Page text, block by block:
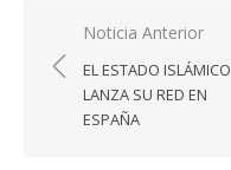
Navegación
de
entradas
Noticia Anterior
EL ESTADO ISLÁMICO
LANZA SU RED EN
ESPAÑA